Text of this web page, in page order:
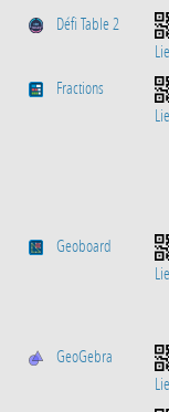
Défi Table 2
Fractions
Geoboard
GeoGebra